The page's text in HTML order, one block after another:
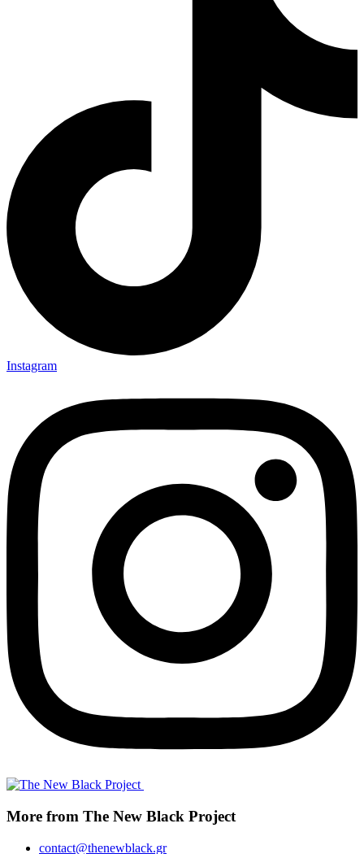
Instagram
More from The New Black Project
contact@thenewblack.gr